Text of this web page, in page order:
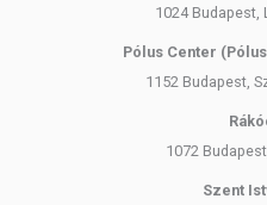
1024 Budapest,
Pólus Center
1152 Budapest,
1072
Szent